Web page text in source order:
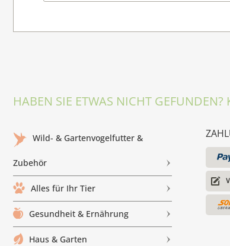
HABEN SIE ETWAS NICHT
Wild- & Gartenvogelfutter &
Zubehör
Alles für Ihr Tier
Gesundheit & Ernährung
Haus & Garten